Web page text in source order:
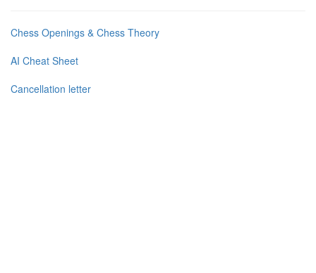
Chess Openings & Chess Theory
AI Cheat Sheet
Cancellation letter